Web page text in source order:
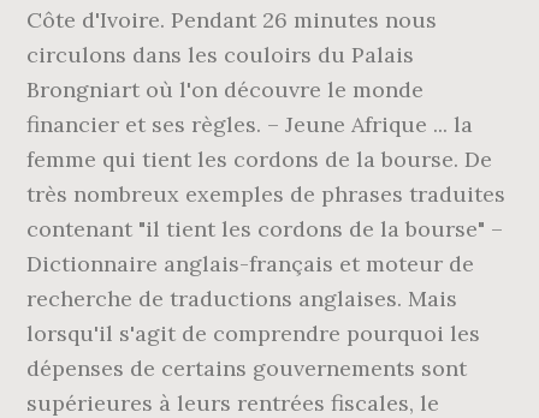
Côte d'Ivoire. Pendant 26 minutes nous
circulons dans les couloirs du Palais
Brongniart où l'on découvre le monde
financier et ses règles. – Jeune Afrique ... la
femme qui tient les cordons de la bourse. De
très nombreux exemples de phrases traduites
contenant "il tient les cordons de la bourse" –
Dictionnaire anglais-français et moteur de
recherche de traductions anglaises. Mais
lorsqu'il s'agit de comprendre pourquoi les
dépenses de certains gouvernements sont
supérieures à leurs rentrées fiscales, le